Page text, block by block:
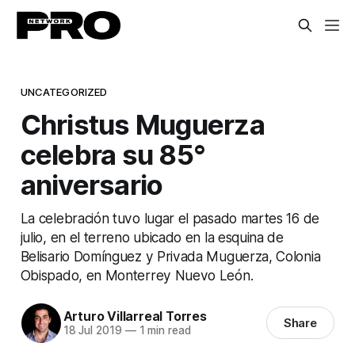
UNCATEGORIZED
Christus Muguerza
celebra su 85°
aniversario
La celebración tuvo lugar el pasado martes 16 de
julio, en el terreno ubicado en la esquina de
Belisario Domínguez y Privada Muguerza, Colonia
Obispado, en Monterrey Nuevo León.
Arturo Villarreal Torres
18 Jul 2019 —1 min read Share